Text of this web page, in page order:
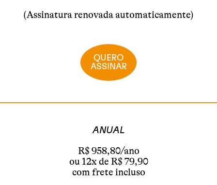
(Assinatura renovada automaticamente)
QUERO
ASSINAR
ANUAL
R$ 958,80/ano
ou 12x de R$ 79,90
com frete incluso